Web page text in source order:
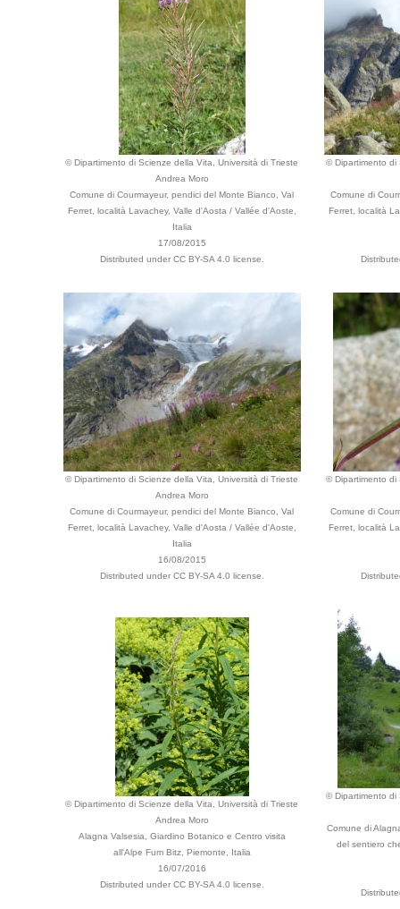
© Dipartimento di Scienze della Vita, Università di Trieste
Andrea Moro
Comune di Courmayeur, pendici del Monte Bianco, Val
Ferret, località Lavachey, Valle d'Aosta / Vallée d'Aoste,
Italia
17/08/2015
Distributed under CC BY-SA 4.0 license.
© Dipartimento di
Comune di
Ferret, località
© Dipartimento di Scienze della Vita, Università di Trieste
Andrea Moro
Comune di Courmayeur, pendici del Monte Bianco, Val
Ferret, località Lavachey, Valle d'Aosta / Vallée d'Aoste,
Italia
16/08/2015
Distributed under CC BY-SA 4.0 license.
© Dipartimento di
Comune di
Ferret, località
© Dipartimento di Scienze della Vita, Università di Trieste
Andrea Moro
Alagna Valsesia, Giardino Botanico e Centro visita
all'Alpe Fum Bitz, Piemonte, Italia
16/07/2016
Distributed under CC BY-SA 4.0 license.
© Dipartimento di
Comune di
del sentiero